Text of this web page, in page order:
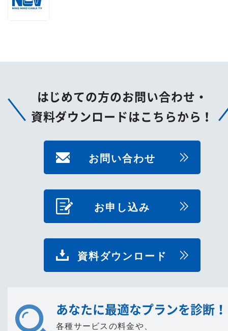
はじめての方のお問い合わせ・
資料ダウンロードはこちらから！
お問い合わせ
お申し込み
資料ダウンロード
あなたに最適なプランを診断！
各種サービスの料金や、